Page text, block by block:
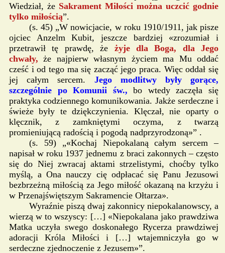
Wiedział, że Sakrament Miłości można uczcić godnie
tylko miłością”.
(s. 45) „W nowicjacie, w roku 1910/1911, jak pisze
ojciec Anzelm Kubit, jeszcze bardziej «zrozumiał i
przetrawił tę prawdę, że żyje dla Boga, dla Jego
chwały,że najpierw własnym życiem ma Mu oddać
cześć i od tego ma się zacząć jego praca. Więc oddał się
jej całym sercem. Jego modlitwy były gorące,
szczególnie po Komunii św.,bo wtedy zaczęła się
praktyka codziennego komunikowania. Jakże serdeczne i
świeże były te dziękczynienia. Klęczał, nie oparty o
klęcznik, z zamkniętymi oczyma, z twarzą
promieniującą radością i pogodą nadprzyrodzoną»” .
(s. 59) „«Kochaj Niepokalaną całym sercem –
napisał w roku 1937 jednemu z braci zakonnych – często
się do Niej zwracaj aktami strzelistymi, choćby tylko
myślą, a Ona nauczy cię odpłacać się Panu Jezusowi
bezbrzeżną miłością za Jego miłość okazaną na krzyżu i
w Przenajświętszym Sakramencie Ołtarza».
Wyraźnie piszą dwaj zakonnicy niepokalanowscy, a
wierzą w to wszyscy: […] «Niepokalana jako prawdziwa
Matka uczyła swego doskonałego Rycerza prawdziwej
adoracji Króla Miłości i […] wtajemniczyła go w
serdeczne zjednoczenie z Jezusem»”.